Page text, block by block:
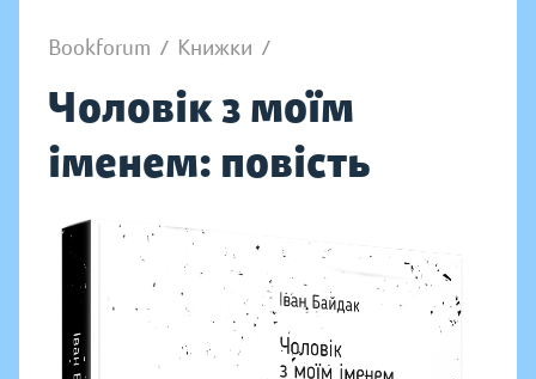
Bookforum / Книжки /
Чоловік з моїм
іменем: повість